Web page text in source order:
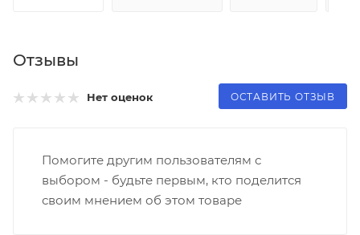
Отзывы
Нет оценок ОСТАВИТЬ ОТЗЫВ
Помогите другим пользователям с
выбором - будьте первым, кто поделится
своим мнением об этом товаре